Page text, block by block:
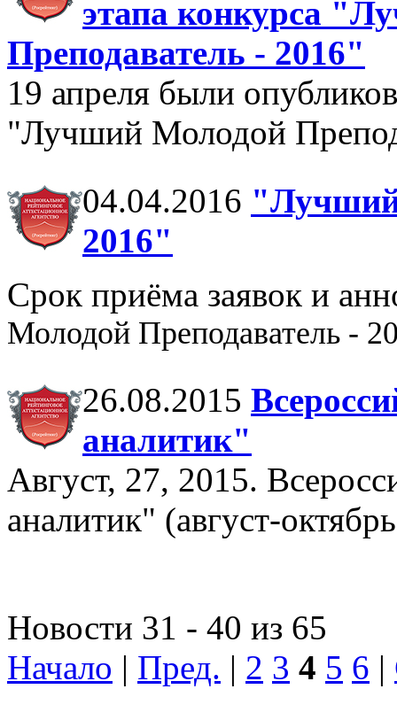
этапа конкурса
Преподаватель - 2016"
19 апреля были
"Лучший Молодой
04.04.2016 "Лучший
2016"
Срок приёма заявок и
Молодой Преподаватель -
26.08.2015
аналитик"
Август, 27, 2015.
аналитик" (август-
Новости 31 - 40 из 65
Начало | Пред. | 2 3 4 5 6 |